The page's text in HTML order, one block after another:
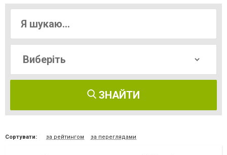
ЗНАЙТИ
Сортувати: за рейтингом за переглядами